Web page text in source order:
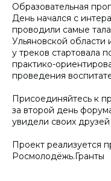
Образовательная
День начался с
проводили самые
Ульяновской области
у треков стартовала
практико-
проведения
Присоединяйтесь к
за второй день
увидели своих друзей
Проект реализуется
Росмолодёжь.Гранты